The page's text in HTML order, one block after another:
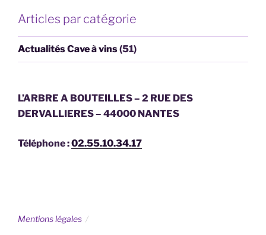
Articles par catégorie
Actualités Cave à vins(51)
L’ARBRE A BOUTEILLES – 2 RUE DES
DERVALLIERES – 44000 NANTES
Téléphone :02.55.10.34.17
Mentions légales